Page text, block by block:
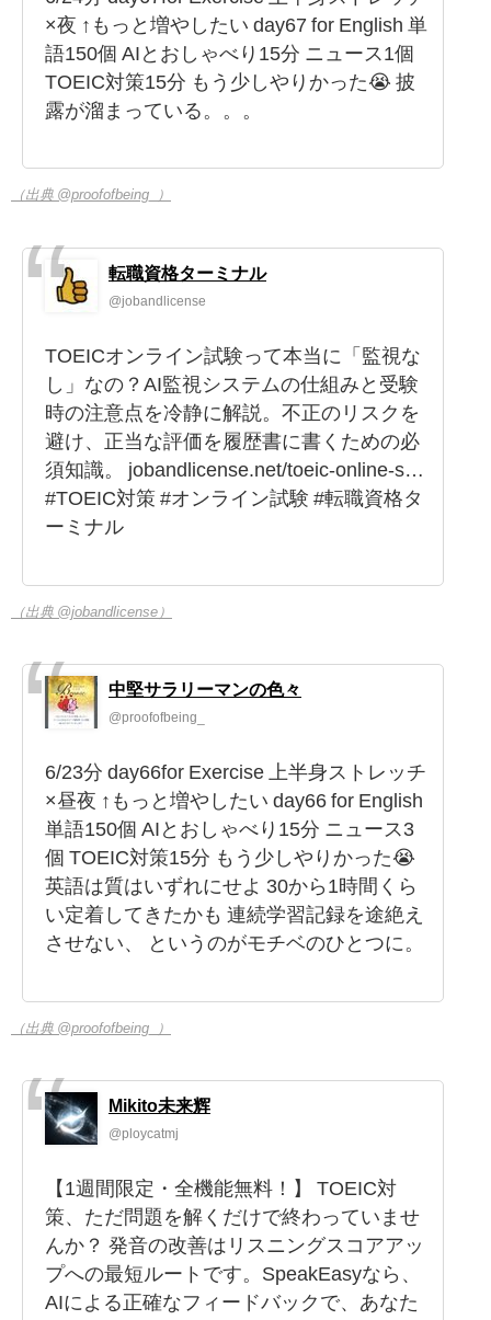
×夜 ↑もっと増やしたい day67 for English 単
語150個 AIとおしゃべり15分 ニュース1個
TOEIC対策15分 もう少しやりかった😭 披
露が溜まっている。。。
（出典 @proofofbeing_）
転職資格ターミナル
@jobandlicense
TOEICオンライン試験って本当に「監視な
し」なの？AI監視システムの仕組みと受験
時の注意点を冷静に解説。不正のリスクを
避け、正当な評価を履歴書に書くための必
須知識。 jobandlicense.net/toeic-online-s…
#TOEIC対策 #オンライン試験 #転職資格タ
ーミナル
（出典 @jobandlicense）
中堅サラリーマンの色々
@proofofbeing_
6/23分 day66for Exercise 上半身ストレッチ
×昼夜 ↑もっと増やしたい day66 for English
単語150個 AIとおしゃべり15分 ニュース3
個 TOEIC対策15分 もう少しやりかった😭
英語は質はいずれにせよ 30から1時間くら
い定着してきたかも 連続学習記録を途絶え
させない、 というのがモチベのひとつに。
（出典 @proofofbeing_）
Mikito未来辉
@ploycatmj
【1週間限定・全機能無料！】 TOEIC対
策、ただ問題を解くだけで終わっていませ
んか？ 発音の改善はリスニングスコアアッ
プへの最短ルートです。SpeakEasyなら、
AIによる正確なフィードバックで、あなた